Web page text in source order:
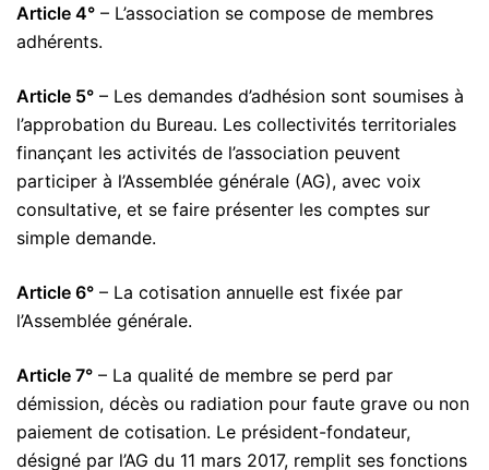
Article 4° – L’association se compose de membres
adhérents.
Article 5° – Les demandes d’adhésion sont soumises à
l’approbation du Bureau. Les collectivités territoriales
finançant les activités de l’association peuvent
participer à l’Assemblée générale (AG), avec voix
consultative, et se faire présenter les comptes sur
simple demande.
Article 6° – La cotisation annuelle est fixée par
l’Assemblée générale.
Article 7° – La qualité de membre se perd par
démission, décès ou radiation pour faute grave ou non
paiement de cotisation. Le président-fondateur,
désigné par l’AG du 11 mars 2017, remplit ses fonctions